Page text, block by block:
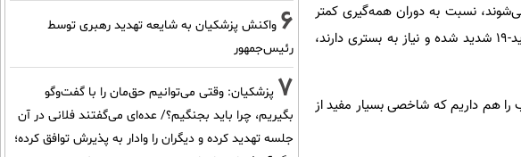
پیگیری تعداد مطلق عفونت‌های سارس-کوو-۲ استفاده می‌شوند، نسبت به دوران همه‌گیری کمتر
قابل اعتماد هستند، پژوهشگران اکنون اطلاعات مربوط به تعداد افرادی را که دچار کووید-۱۹ شدید شده و نیاز به بستری دارند،
هم داریم که شاخصی بسیار مفید از
6 واکنش پزشکیان به شایعه تهدید رهبری توسط
رئیس‌جمهور
7 پزشکیان: وقتی می‌توانیم حق‌مان را با گفت‌وگو
بگیریم، چرا باید بجنگیم؟/ عده‌ای می‌گفتند فلانی در آن
جلسه تهدید کرده و دیگران را وادار به پذیرش توافق کرده؛